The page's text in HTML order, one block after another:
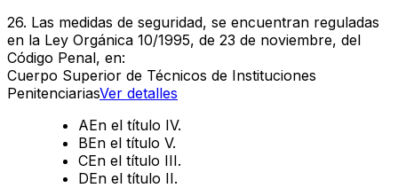
26. Las medidas de seguridad, se encuentran reguladas
en la Ley Orgánica 10/1995, de 23 de noviembre, del
Código Penal, en:
Cuerpo Superior de Técnicos de Instituciones
PenitenciariasVer detalles
AEn el título IV.
BEn el título V.
CEn el título III.
DEn el título II.